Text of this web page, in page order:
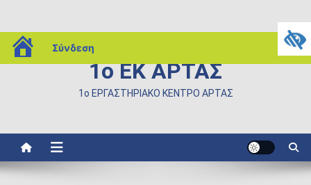
blogs.sch.gr
Σύνδεση
Μεταπηδήστε
στο
1ο ΕΚ ΑΡΤΑΣ
1ο ΕΡΓΑΣΤΗΡΙΑΚΟ ΚΕΝΤΡΟ ΑΡΤΑΣ